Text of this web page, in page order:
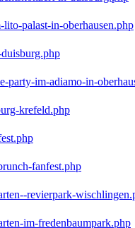
palast-in-oberhausen.php
party-im-adiamo-in-
krefeld.php
fanfest.php
revierpark-
im-fredenbaumpark.php